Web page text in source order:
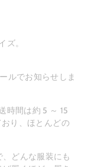
ズ。
ルでお知らせしま
時間は約 5 ～ 15
り、ほとんどの
どんな服装にも